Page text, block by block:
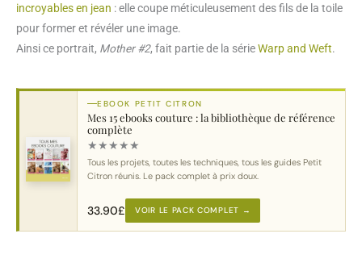
incroyables en jean : elle coupe méticuleusement des fils de la toile
pour former et révéler une image.
Ainsi ce portrait, Mother #2, fait partie de la sérieWarp and Weft.
EBOOK PETIT CITRON
Mes 15 ebooks couture : la bibliothèque de référence
complète
★★★★★
Tous les projets, toutes les techniques, tous les guides Petit
Citron réunis. Le pack complet à prix doux.
33.90£ VOIR LE PACK COMPLET →